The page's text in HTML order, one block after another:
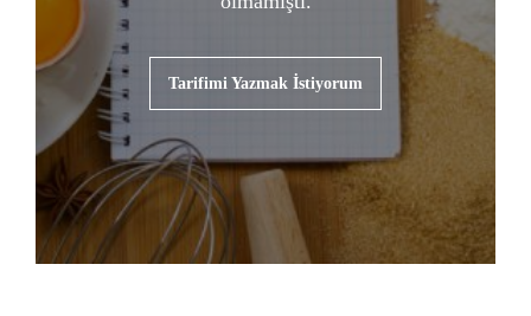
Tarifimi Yazmak İstiyorum